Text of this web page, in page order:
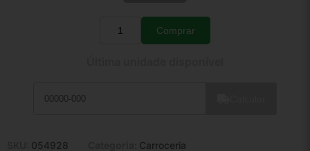
Quantidade
Comprar
054928 Carroceria